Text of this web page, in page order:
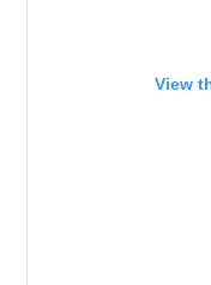
View